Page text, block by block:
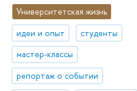
Университетская жизнь
идеи и опыт
студенты
мастер-классы
репортаж о событии